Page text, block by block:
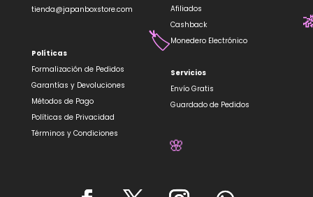
tienda@japanboxstore.com
Políticas
Formalización de Pedidos
Garantías y Devoluciones
Métodos de Pago
Políticas de Privacidad
Términos y Condiciones
Afiliados
Cashback
Monedero Electrónico
Servicios
Envío Gratis
Guardado de Pedidos